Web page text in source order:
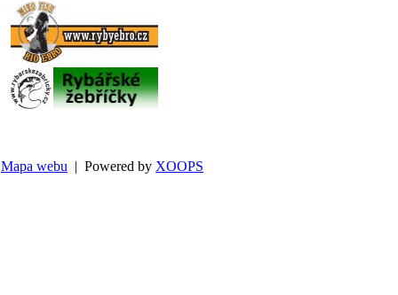
Mapa webu | Powered by XOOPS